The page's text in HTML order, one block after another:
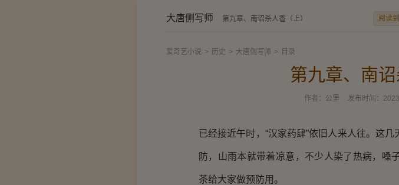
大唐侧写师 第九章、南诏杀人香（上） 阅读
爱奇艺小说 > 历史 > 大唐侧写师 > 目录
第九章、南诏
作者： 公里 发布时间：
已经接近午时，“汉家药肆”依旧人来人往。这
防，山雨本就带着凉意，不少人染了热病，嗓
茶给大家做预防用。